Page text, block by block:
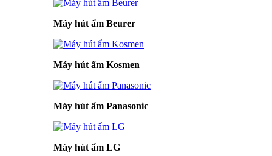
Máy hút ẩm Beurer
Máy hút ẩm Kosmen
Máy hút ẩm Panasonic
Máy hút ẩm LG